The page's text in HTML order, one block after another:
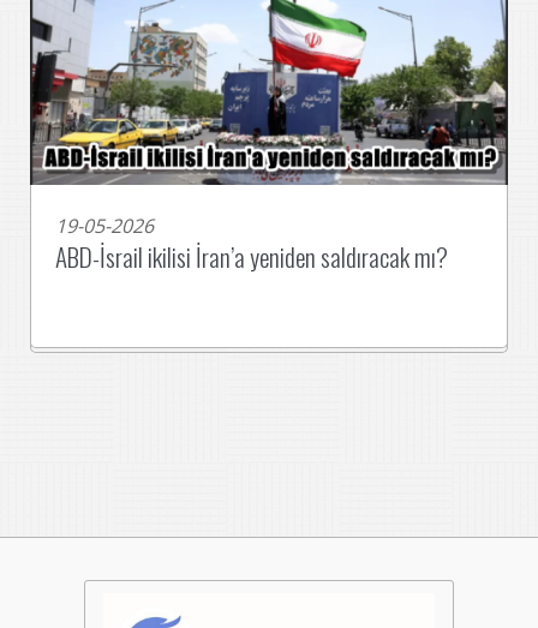
19-05-2026
ABD-İsrail ikilisi İran’a yeniden saldıracak mı?